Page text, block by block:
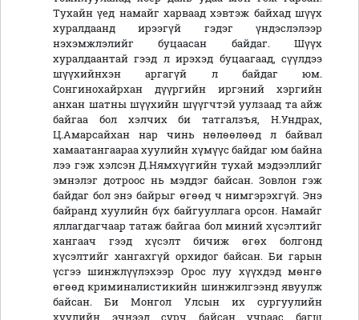
Тухайн үед намайг харваад хэвтэж байхад шүүх
хуралдаанд ирээгүй гэдэг үндэслэлээр
нэхэмжлэлийг буцаасан байдаг. Шүүх
хуралдаантай гээд л ирэхэд буцаагаад, сүүлдээ
шүүхийнхэн аргагүй л байдаг юм.
Сонгинохайрхан дүүргийн иргэний хэргийн
анхан шатны шүүхийн шүүгчтэй уулзаад та айж
байгаа бол хэлчих би татгалзъя, Н.Ундрах,
Ц.Амарсайхан нар чинь нөлөөлөөд л байвал
хамаатангаараа хуулийн хүмүүс байдаг юм байна
лээ гэж хэлсэн Д.Нямхүүгийн тухай мэдээллийг
эмнэлэг дотроос нь мэддэг байсан. Зовлон гэж
байдаг бол энэ байрыг өгөөд ч нимгэрэхгүй. Энэ
байранд хуулийн бүх байгууллага орсон. Намайг
яллагдагчаар татаж байгаа бол миний хүсэлтийг
хангаач гээд хүсэлт бичиж өгөх болгонд
хүсэлтийг хангахгүй орхидог байсан. Би гарын
үсгээ шинжлүүлэхээр Орос луу хүүхдэд мөнгө
өгөөд криминалистикийн шинжилгээнд явуулж
байсан. Би Монгол Улсын их сургуулийн
хуулийн эчнээд сурч байсан учраас багш